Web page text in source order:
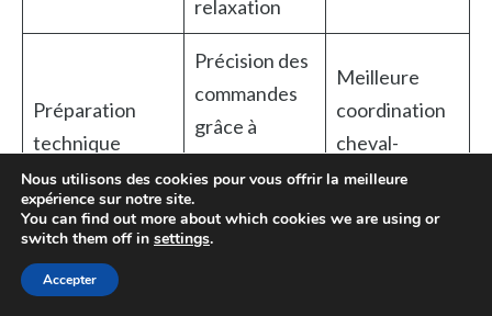
relaxation
Préparation
technique
Précision des
commandes
grâce à
maniabilité du
sulky
Meilleure
coordination
cheval-
conducteur
Pour approfondir la mise en place d’une stratégie
efficace, des ressources telles que cette étude sur
Nous utilisons des cookies pour vous offrir la meilleure
expérience sur notre site.
You can find out more about which cookies we are using or
switch them off in settings.
Accepter